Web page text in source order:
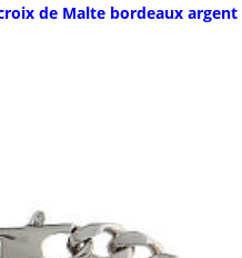
de Malte bordeaux argent